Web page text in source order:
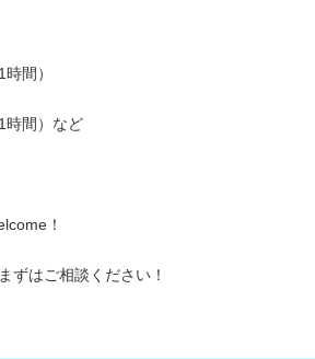
間）
時間）など
！
ずはご相談ください！